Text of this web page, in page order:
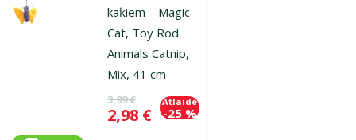
kaķiem – Magic
Cat, Toy Rod
Animals Catnip,
Mix, 41 cm
Oriģinālā cena
3,99 €
Cena
2,98 €
Atlaide
-25 %